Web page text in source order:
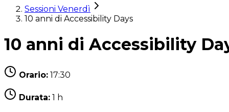
Sessioni Venerdì
10 anni di Accessibility Days
10 anni di Accessibility
Orario: 17:30
Durata: 1 h